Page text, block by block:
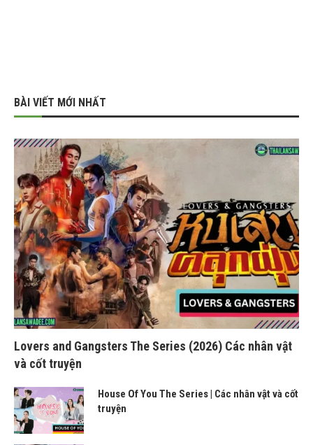
BÀI VIẾT MỚI NHẤT
Lovers and Gangsters The Series (2026) Các nhân vật
và cốt truyện
House Of You The Series | Các nhân vật và cốt
truyện